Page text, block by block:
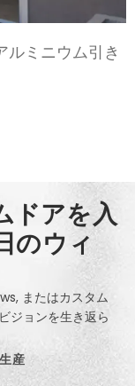
ムドアの選択:
シー
ドアを入
のウィ
またはカスタム
ジョンを生き返ら
産